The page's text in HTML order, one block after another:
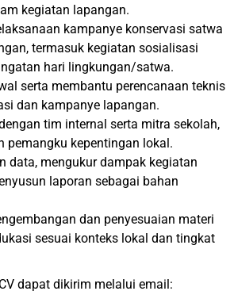
kegiatan lapangan.
kampanye konservasi satwa
termasuk kegiatan sosialisasi
hari lingkungan/satwa.
serta membantu perencanaan teknis
dan kampanye lapangan.
tim internal serta mitra sekolah,
pemangku kepentingan lokal.
data, mengukur dampak kegiatan
laporan sebagai bahan
dan penyesuaian materi
sesuai konteks lokal dan tingkat
dapat dikirim melalui email: